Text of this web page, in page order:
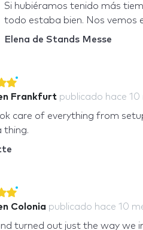
Si hubiéramos tenido más
todo estaba bien. Nos vemos
Elena de Stands Messe
Frankfurt publicado hace 10
care of everything from
thing.
Colonia publicado hace 10
turned out just the way we